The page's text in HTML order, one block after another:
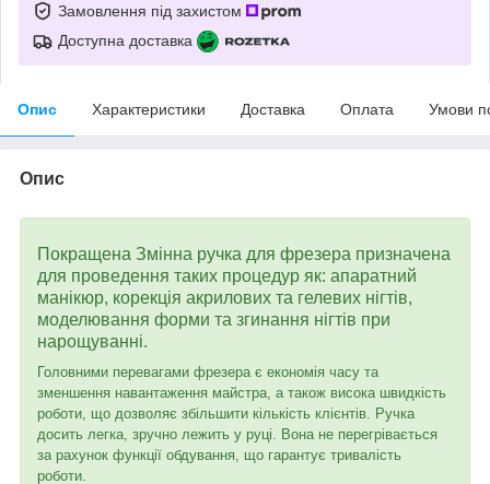
Замовлення під захистом
Доступна доставка
Опис Характеристики Доставка Оплата Умови
Опис
Покращена Змінна ручка для фрезера призначена
для проведення таких процедур як: апаратний
манікюр, корекція акрилових та гелевих нігтів,
моделювання форми та згинання нігтів при
нарощуванні.
Головними перевагами фрезера є економія часу та
зменшення навантаження майстра, а також висока швидкість
роботи, що дозволяє збільшити кількість клієнтів. Ручка
досить легка, зручно лежить у руці. Вона не перегрівається
за рахунок функції обдування, що гарантує тривалість
роботи.